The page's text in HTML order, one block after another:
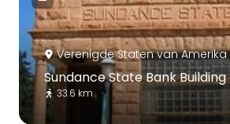
Verenigde Staten van Amerika
Sundance State Bank Building
33.6 km